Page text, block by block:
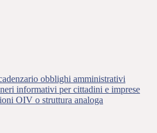
obblighi amministrativi
informativi per cittadini e imprese
OIV o struttura analoga